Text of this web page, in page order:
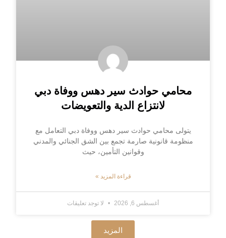
محامي حوادث سير دهس ووفاة دبي
لانتزاع الدية والتعويضات
يتولى محامي حوادث سير دهس ووفاة دبي التعامل مع
منظومة قانونية صارمة تجمع بين الشق الجنائي والمدني
وقوانين التأمين، حيث
قراءة المزيد »
أغسطس 6, 2026 لا توجد تعليقات
المزيد